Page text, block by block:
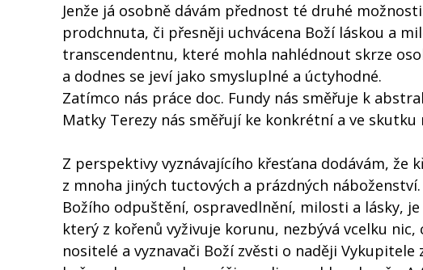
Jenže já osobně dávám přednost té druhé
prodchnuta, či přesněji uchvácena Boží láskou a
transcendentnu, které mohla nahlédnout skrze
a dodnes se jeví jako smysluplné a úctyhodné.
Zatímco nás práce doc. Fundy nás směřuje k
Matky Terezy nás směřují ke konkrétní a ve
Z perspektivy vyznávajícího křesťana dodávám,
z mnoha jiných tuctových a prázdných
Božího odpuštění, ospravedlnění, milosti a lásky,
který z kořenů vyživuje korunu, nezbývá vcelku
nositelé a vyznavači Boží zvěsti o naději